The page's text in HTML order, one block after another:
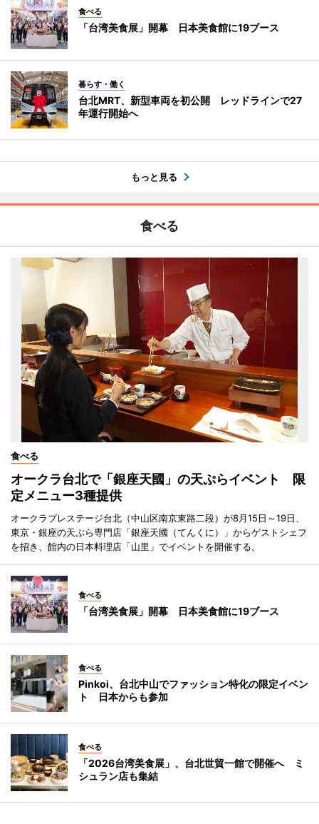
食べる
「台湾美食展」開幕 日本美食館に19ブース
暮らす・働く
台北MRT、新型車両を初公開 レッドラインで27
年運行開始へ
もっと見る
食べる
食べる
オークラ台北で「銀座天國」の天ぷらイベント 限
定メニュー3種提供
オークラプレステージ台北（中山区南京東路二段）が8月15日～19日、
東京・銀座の天ぷら専門店「銀座天國（てんくに）」からゲストシェフ
を招き、館内の日本料理店「山里」でイベントを開催する。
食べる
「台湾美食展」開幕 日本美食館に19ブース
食べる
Pinkoi、台北中山でファッション特化の限定イベン
ト 日本からも参加
食べる
「2026台湾美食展」、台北世貿一館で開催へ ミ
シュラン店も集結